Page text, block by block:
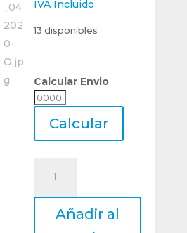
IVA Incluido
13 disponibles
Calcular Envio
Calcular
Calcular
Fresa
De
MetalAñadir al